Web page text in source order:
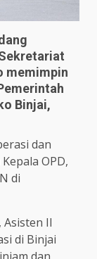
memimpin
Binjai,
dan
OPD,
di
II
di Binjai